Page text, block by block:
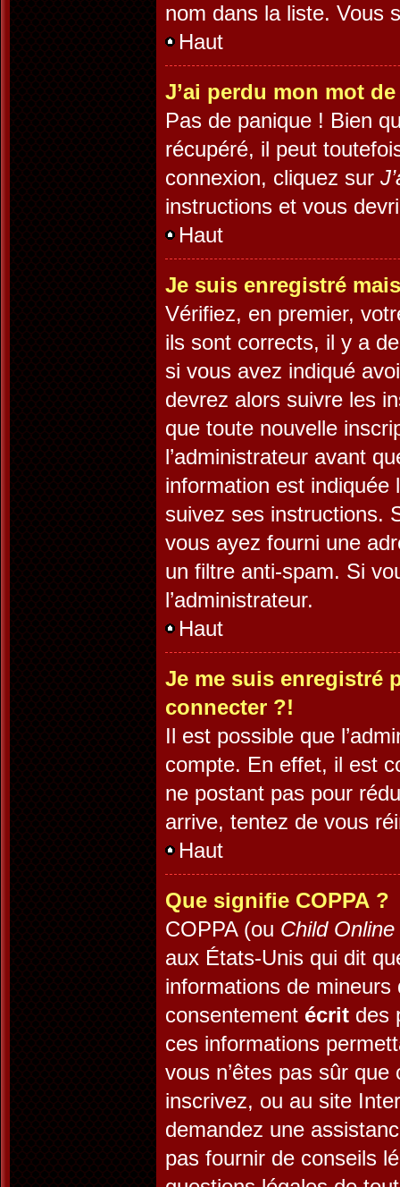
nom dans la liste. Vous
Haut
J’ai perdu mon mot
Pas de panique ! Bien
récupéré, il peut
connexion, cliquez sur
instructions et vous
Haut
Je suis enregistré
Vérifiez, en premier,
ils sont corrects, il y a
si vous avez indiqué
devrez alors suivre les
que toute nouvelle
l’administrateur avant
information est indiquée
suivez ses instructions.
vous ayez fourni une
un filtre anti-spam. Si
l’administrateur.
Haut
Je me suis enregistré
connecter ?!
Il est possible que
compte. En effet, il est
ne postant pas pour
arrive, tentez de vous
Haut
Que signifie COPPA ?
COPPA (ou Child
aux États-Unis qui dit
informations de
consentement écrit des
ces informations
vous n’êtes pas sûr
inscrivez, ou au site
demandez une
pas fournir de conseils